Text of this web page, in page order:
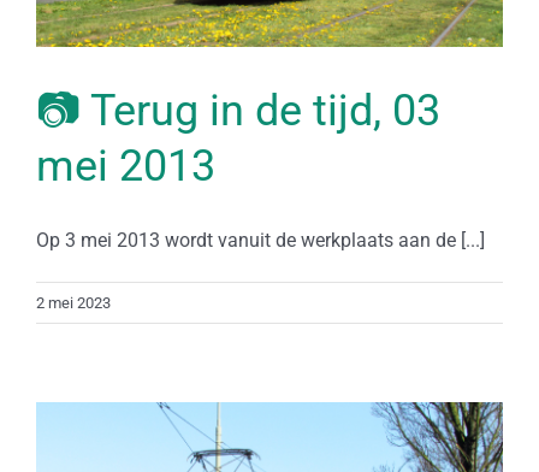
📷 Terug in de tijd, 03
mei 2013
Op 3 mei 2013 wordt vanuit de werkplaats aan de [...]
2 mei 2023